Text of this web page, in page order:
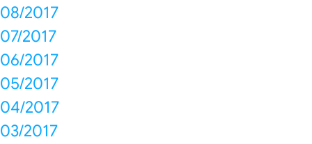
08/2017
07/2017
06/2017
05/2017
04/2017
03/2017